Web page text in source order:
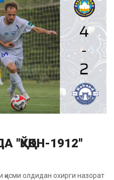
"ҚЎҚОН-1912"
олдидан охирги назорат